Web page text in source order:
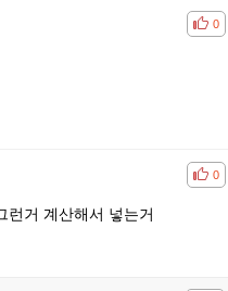
비공감
0
비공감
0
런거 계산해서 넣는거